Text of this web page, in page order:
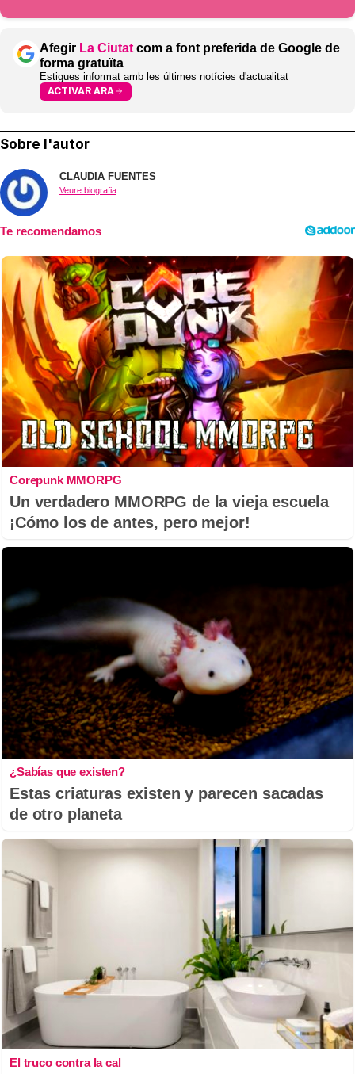
Afegir La Ciutat com a font preferida de Google de
forma gratuïta
Estigues informat amb les últimes notícies d'actualitat
ACTIVAR ARA
Sobre l'autor
CLAUDIA FUENTES
Veure biografia
Corepunk MMORPG
Un verdadero MMORPG de la vieja escuela
¡Cómo los de antes, pero mejor!
¿Sabías que existen?
Estas criaturas existen y parecen sacadas
de otro planeta
El truco contra la cal